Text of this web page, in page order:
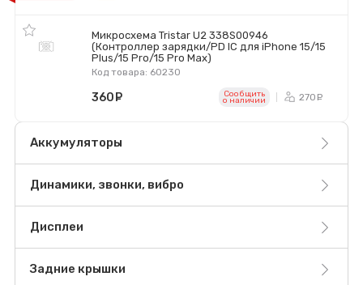
Микросхема Tristar U2 338S00946
(Контроллер зарядки/PD IC для iPhone 15/15
Plus/15 Pro/15 Pro Max)
Код товара: 60230
360 Сообщить
o наличии 270
Аккумуляторы
Динамики, звонки, вибро
Дисплеи
Задние крышки